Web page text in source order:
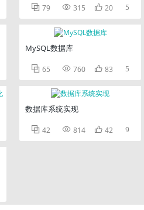
 79  315  20 5
MySQL数据库
 65  760  83 5
数据库系统实现
 42  814  42 9